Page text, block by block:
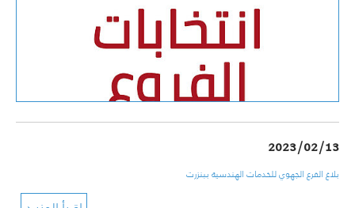
2023/02/13
بلاغ الفرع الجهوي للخدمات الهندسية ببنزرت